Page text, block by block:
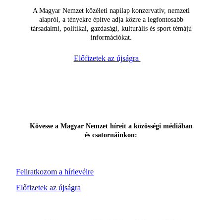
A Magyar Nemzet közéleti napilap konzervatív, nemzeti
alapról, a tényekre építve adja közre a legfontosabb
társadalmi, politikai, gazdasági, kulturális és sport témájú
információkat.
Előfizetek az újságra
Feliratkozom a hírlevélre
Kövesse a Magyar Nemzet híreit a közösségi médiában
és csatornáinkon:
Előfizetek az újságra